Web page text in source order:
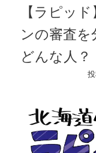
【ラピッ
ンの審査
どんな人？